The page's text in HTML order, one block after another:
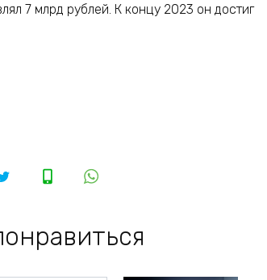
7 млрд рублей. К концу 2023 он достиг